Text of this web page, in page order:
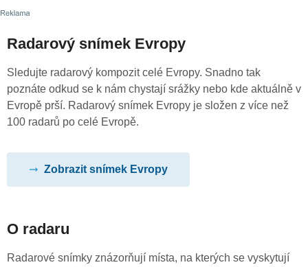
Radarový snímek Evropy
Sledujte radarový kompozit celé Evropy. Snadno tak
poznáte odkud se k nám chystají srážky nebo kde aktuálně v
Evropě prší. Radarový snímek Evropy je složen z více než
100 radarů po celé Evropě.
Zobrazit snímek Evropy
O radaru
Radarové snímky znázorňují místa, na kterých se vyskytují